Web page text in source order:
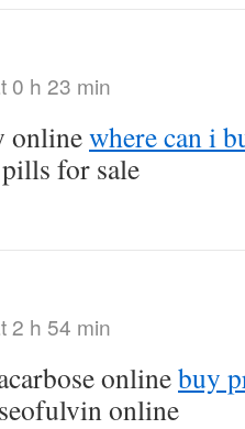
0 h 23 min
onlinewhere can i
for sale
2 h 54 min
onlinebuy
online